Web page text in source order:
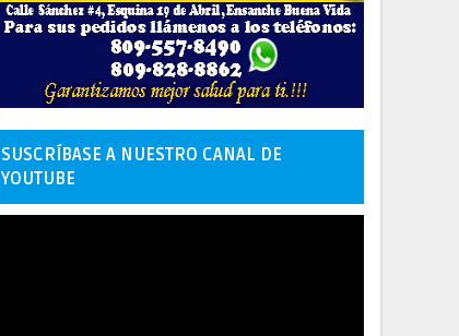
SUSCRÍBASE A NUESTRO CANAL DE
YOUTUBE